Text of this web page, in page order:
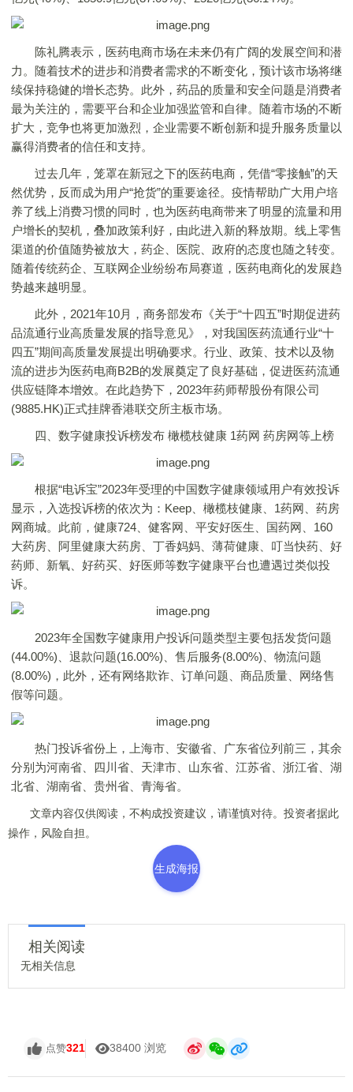
陈礼腾表示，医药电商市场在未来仍有广阔的发展空间和潜
力。随着技术的进步和消费者需求的不断变化，预计该市场将继
续保持稳健的增长态势。此外，药品的质量和安全问题是消费者
最为关注的，需要平台和企业加强监管和自律。随着市场的不断
扩大，竞争也将更加激烈，企业需要不断创新和提升服务质量以
赢得消费者的信任和支持。
过去几年，笼罩在新冠之下的医药电商，凭借“零接触”的天
然优势，反而成为用户“抢货”的重要途径。疫情帮助广大用户培
养了线上消费习惯的同时，也为医药电商带来了明显的流量和用
户增长的契机，叠加政策利好，由此进入新的释放期。线上零售
渠道的价值随势被放大，药企、医院、政府的态度也随之转变。
随着传统药企、互联网企业纷纷布局赛道，医药电商化的发展趋
势越来越明显。
此外，2021年10月，商务部发布《关于“十四五”时期促进药
品流通行业高质量发展的指导意见》，对我国医药流通行业“十
四五”期间高质量发展提出明确要求。行业、政策、技术以及物
流的进步为医药电商B2B的发展奠定了良好基础，促进医药流通
供应链降本增效。在此趋势下，2023年药师帮股份有限公司
(9885.HK)正式挂牌香港联交所主板市场。
四、数字健康投诉榜发布 橄榄枝健康 1药网 药房网等上榜
根据“电诉宝”2023年受理的中国数字健康领域用户有效投诉
显示，入选投诉榜的依次为：Keep、橄榄枝健康、1药网、药房
网商城。此前，健康724、健客网、平安好医生、国药网、160
大药房、阿里健康大药房、丁香妈妈、薄荷健康、叮当快药、好
药师、新氧、好药买、好医师等数字健康平台也遭遇过类似投
诉。
2023年全国数字健康用户投诉问题类型主要包括发货问题
(44.00%)、退款问题(16.00%)、售后服务(8.00%)、物流问题
(8.00%)，此外，还有网络欺诈、订单问题、商品质量、网络售
假等问题。
热门投诉省份上，上海市、安徽省、广东省位列前三，其余
分别为河南省、四川省、天津市、山东省、江苏省、浙江省、湖
北省、湖南省、贵州省、青海省。
文章内容仅供阅读，不构成投资建议，请谨慎对待。投资者据此
操作，风险自担。
生成海报
相关阅读
无相关信息
点赞321 38400 浏览